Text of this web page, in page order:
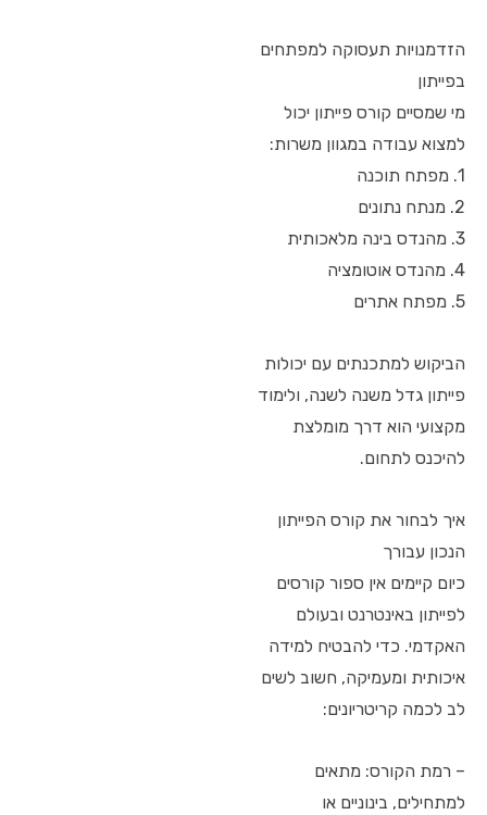
הזדמנויות תעסוקה למפתחים
בפייתון
מי שמסיים קורס פייתון יכול
למצוא עבודה במגוון משרות:
1. מפתח תוכנה
2. מנתח נתונים
3. מהנדס בינה מלאכותית
4. מהנדס אוטומציה
5. מפתח אתרים
הביקוש למתכנתים עם יכולות
פייתון גדל משנה לשנה, ולימוד
מקצועי הוא דרך מומלצת
להיכנס לתחום.
איך לבחור את קורס הפייתון
הנכון עבורך
כיום קיימים אין ספור קורסים
לפייתון באינטרנט ובעולם
האקדמי. כדי להבטיח למידה
איכותית ומעמיקה, חשוב לשים
לב לכמה קריטריונים:
– רמת הקורס: מתאים
למתחילים, בינוניים או